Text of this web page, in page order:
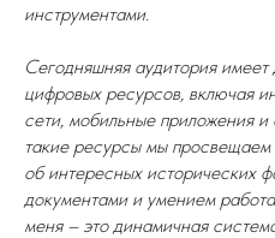
инструментами.
Сегодняшняя аудитория имеет
цифровых ресурсов, включая
сети, мобильные приложения
такие ресурсы мы просвещаем
об интересных исторических
документами и умением
меня – это динамичная